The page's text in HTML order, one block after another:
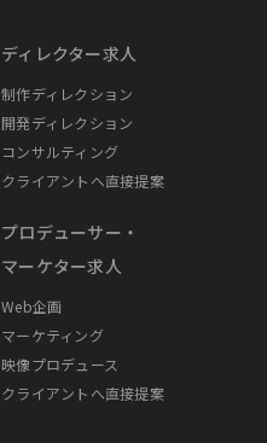
ディレクター求人
制作ディレクション
開発ディレクション
コンサルティング
クライアントへ直接提案
プロデューサー・
マーケター求人
Web企画
マーケティング
映像プロデュース
クライアントへ直接提案